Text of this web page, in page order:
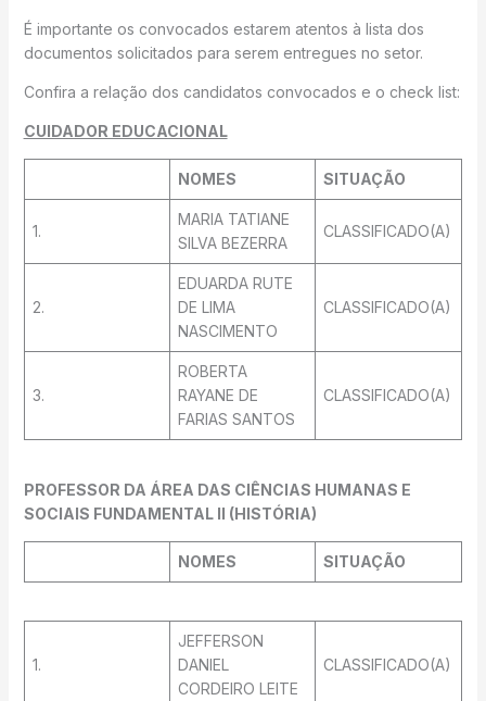
É importante os convocados estarem atentos à lista dos
documentos solicitados para serem entregues no setor.
Confira a relação dos candidatos convocados e o check list:
CUIDADOR EDUCACIONAL
NOMES SITUAÇÃO
1.
MARIA TATIANE
SILVA BEZERRA
CLASSIFICADO(A)
2.
EDUARDA RUTE
DE LIMA
NASCIMENTO
CLASSIFICADO(A)
3.
ROBERTA
RAYANE DE
FARIAS SANTOS
CLASSIFICADO(A)
PROFESSOR DA ÁREA DAS CIÊNCIAS HUMANAS E
SOCIAIS FUNDAMENTAL II (HISTÓRIA)
NOMES SITUAÇÃO
1.
JEFFERSON
DANIEL
CORDEIRO LEITE
CLASSIFICADO(A)